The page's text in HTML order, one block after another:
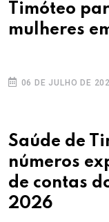
Timóteo
mulheres
06 DE JULHO DE
Saúde de
números
de contas
2026